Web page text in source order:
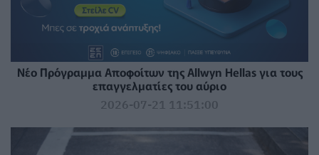
Νέο Πρόγραμμα Αποφοίτων της Allwyn Hellas για τους
επαγγελματίες του αύριο
2026-07-21 11:51:00